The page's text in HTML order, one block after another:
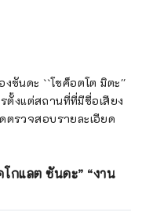
ซันดะ ``โชค็อตโต มิตะ''
ตั้งแต่สถานที่ที่มีชื่อเสียง
ตรวจสอบรายละเอียด
กแลต ซันดะ” “งาน